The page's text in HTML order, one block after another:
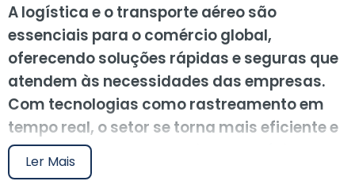
A logística e o transporte aéreo são
essenciais para o comércio global,
oferecendo soluções rápidas e seguras que
atendem às necessidades das empresas.
Com tecnologias como rastreamento em
tempo real, o setor se torna mais eficiente e
sustentável. Para aproveitar ao máximo
essas vantagens, é importante contar com
Ler Mais